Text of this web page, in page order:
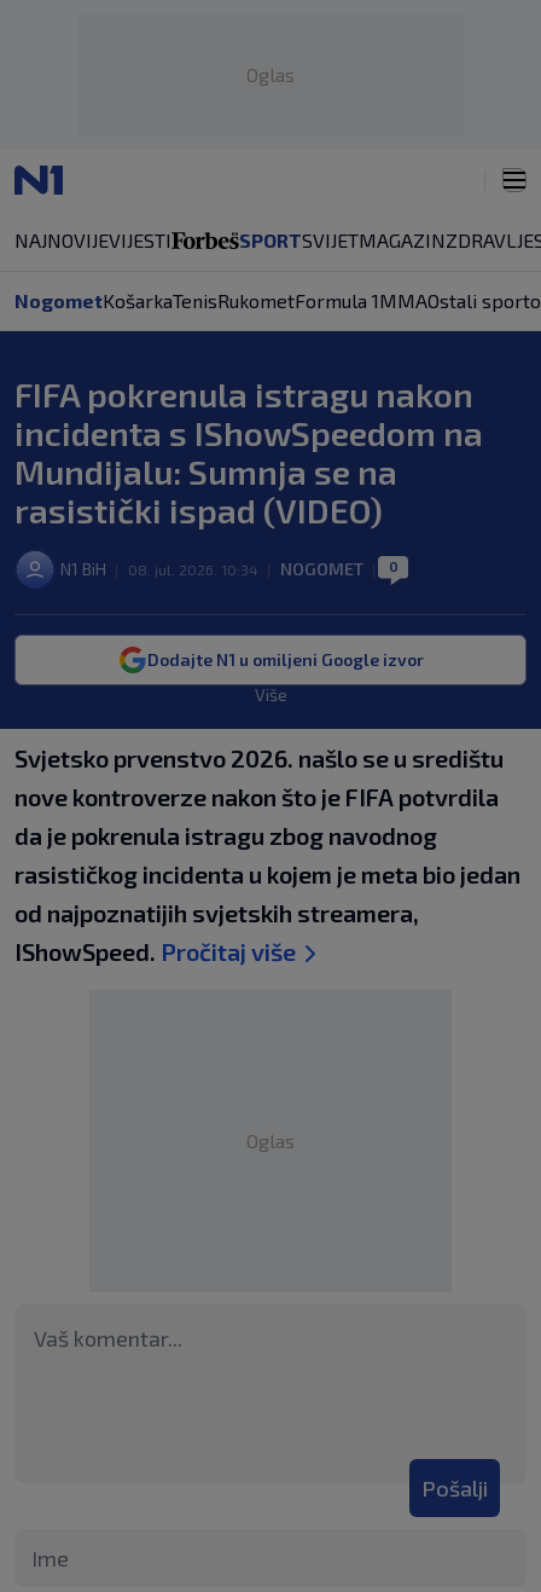
Oglas
NAJNOVIJEVIJESTI SPORTSVIJETMAGAZINZDRAVLJE
NogometKošarkaTenisRukometFormula 1MMAOstali
FIFA pokrenula istragu nakon
incidenta s IShowSpeedom na
Mundijalu: Sumnja se na
rasistički ispad (VIDEO)
N1 BiH 08. jul. 2026. 10:34 NOGOMET 0
Dodajte N1 u omiljeni Google izvor
Više
Svjetsko prvenstvo 2026. našlo se u središtu
nove kontroverze nakon što je FIFA potvrdila
da je pokrenula istragu zbog navodnog
rasističkog incidenta u kojem je meta bio jedan
od najpoznatijih svjetskih streamera,
IShowSpeed. Pročitaj više
Oglas
Pošalji